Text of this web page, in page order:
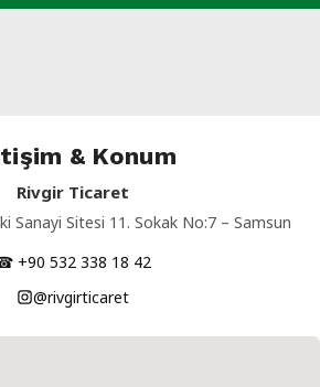
& Konum
Rivgir Ticaret
Sanayi Sitesi 11. Sokak No:7 – Samsun
+90 532 338 18 42
@rivgirticaret